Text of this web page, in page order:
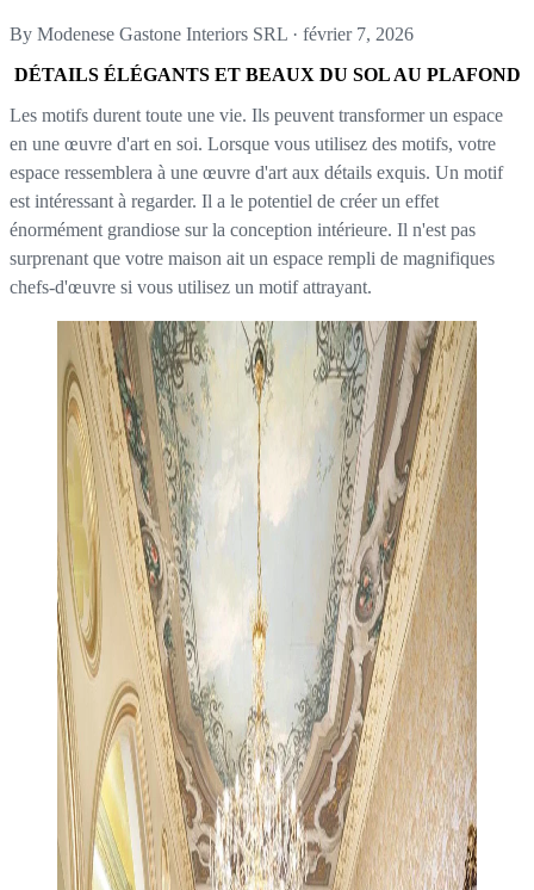
By Modenese Gastone Interiors SRL · février 7, 2026
DÉTAILS ÉLÉGANTS ET BEAUX DU SOL AU PLAFOND
Les motifs durent toute une vie. Ils peuvent transformer un espace
en une œuvre d'art en soi. Lorsque vous utilisez des motifs, votre
espace ressemblera à une œuvre d'art aux détails exquis. Un motif
est intéressant à regarder. Il a le potentiel de créer un effet
énormément grandiose sur la conception intérieure. Il n'est pas
surprenant que votre maison ait un espace rempli de magnifiques
chefs-d'œuvre si vous utilisez un motif attrayant.